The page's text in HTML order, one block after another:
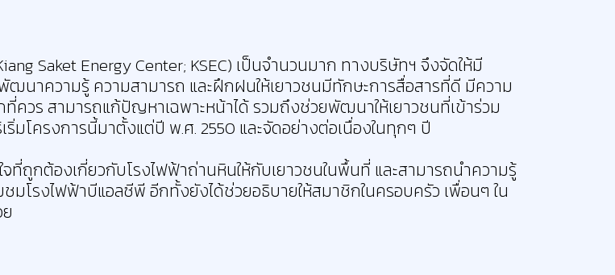
Saket Energy Center; KSEC) เป็นจำนวนมาก ทางบริษัทฯ จึงจัดให้มี
ฒนาความรู้ ความสามารถ และฝึกฝนให้เยาวชนมีทักษะการสื่อสารที่ดี มีความ
ควร สามารถแก้ปัญหาเฉพาะหน้าได้ รวมถึงช่วยพัฒนาให้เยาวชนที่เข้าร่วม
มโครงการนี้มาตั้งแต่ปี พ.ศ. 2550 และจัดอย่างต่อเนื่องในทุกๆ ปี
ที่ถูกต้องเกี่ยวกับโรงไฟฟ้าถ่านหินให้กับเยาวชนในพื้นที่ และสามารถนำความรู้
มโรงไฟฟ้าบีแอลซีพี อีกทั้งยังได้ช่วยอธิบายให้สมาชิกในครอบครัว เพื่อนๆ ใน